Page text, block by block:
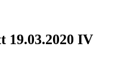
19.03.2020 IV